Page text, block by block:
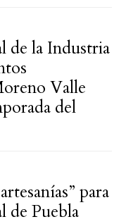
de la Industria
Valle
del
para
de Puebla